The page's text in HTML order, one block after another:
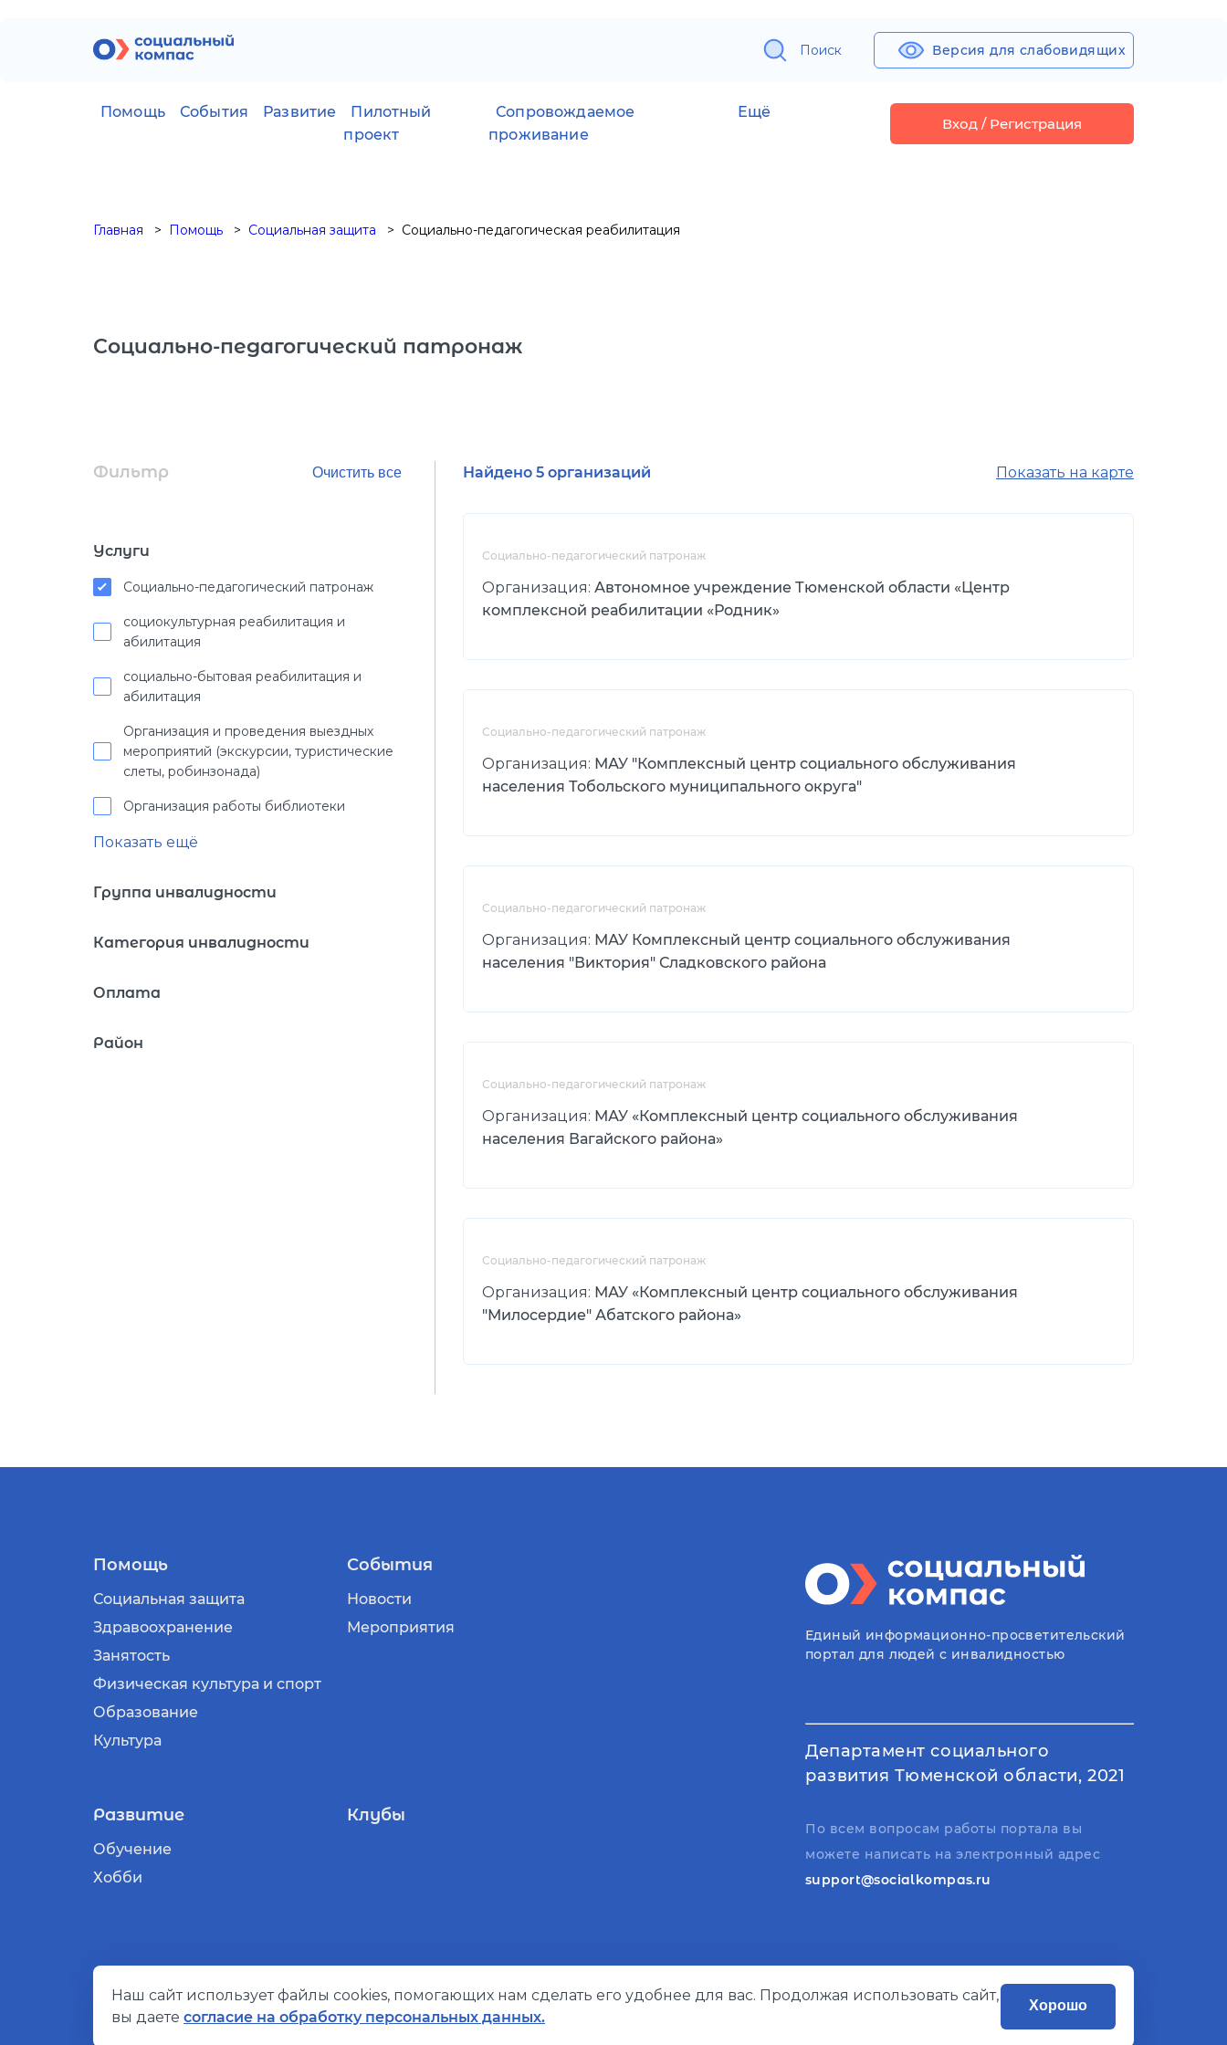
Поиск Версия для слабовидящих
Помощь События Развитие
Пилотный
проект
Сопровождаемое
проживание
Ещё
Вход / Регистрация
Главная Помощь Социальная защита Социально-педагогическая реабилитация
Социально-педагогический патронаж
Фильтр
Услуги
Социально-педагогический патронаж
социокультурная реабилитация и
абилитация
социально-бытовая реабилитация и
абилитация
Организация и проведения выездных
мероприятий (экскурсии, туристические
слеты, робинзонада)
Организация работы библиотеки
Показать ещё
Группа инвалидности
Категория инвалидности
Оплата
Район
Найдено 5 организаций Показать на карте
Социально-педагогический патронаж
Организация: Автономное учреждение Тюменской области «Центр
комплексной реабилитации «Родник»
Социально-педагогический патронаж
Организация: МАУ "Комплексный центр социального обслуживания
населения Тобольского муниципального округа"
Социально-педагогический патронаж
Организация: МАУ Комплексный центр социального обслуживания
населения "Виктория" Сладковского района
Социально-педагогический патронаж
Организация: МАУ «Комплексный центр социального обслуживания
населения Вагайского района»
Социально-педагогический патронаж
Организация: МАУ «Комплексный центр социального обслуживания
"Милосердие" Абатского района»
Помощь
Социальная защита
Здравоохранение
Занятость
Физическая культура и спорт
Образование
Культура
События
Новости
Мероприятия
Развитие
Обучение
Хобби
Клубы
Единый информационно-просветительский
портал для людей с инвалидностью
Департамент социального
развития Тюменской области, 2021
По всем вопросам работы портала вы
можете написать на электронный адрес
support@socialkompas.ru
© Социальный компас, 2026 Политика конфиденциальности Разработано
Наш сайт использует файлы cookies, помогающих нам сделать его удобнее для вас. Продолжая использовать сайт,
вы даете согласие на обработку персональных данных.
Хорошо